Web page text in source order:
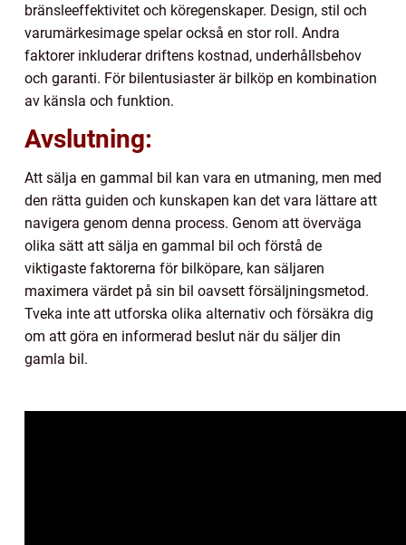
bränsleeffektivitet och köregenskaper. Design, stil och
varumärkesimage spelar också en stor roll. Andra
faktorer inkluderar driftens kostnad, underhållsbehov
och garanti. För bilentusiaster är bilköp en kombination
av känsla och funktion.
Avslutning:
Att sälja en gammal bil kan vara en utmaning, men med
den rätta guiden och kunskapen kan det vara lättare att
navigera genom denna process. Genom att överväga
olika sätt att sälja en gammal bil och förstå de
viktigaste faktorerna för bilköpare, kan säljaren
maximera värdet på sin bil oavsett försäljningsmetod.
Tveka inte att utforska olika alternativ och försäkra dig
om att göra en informerad beslut när du säljer din
gamla bil.